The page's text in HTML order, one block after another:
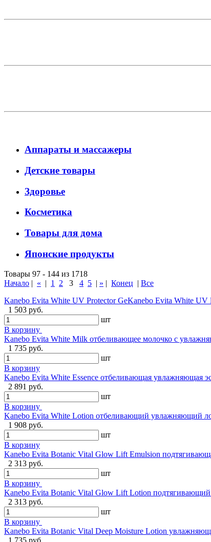
Аппараты и массажеры
Детские товары
Здоровье
Косметика
Товары для дома
Японские продукты
Товары 97 - 144 из 1718
Начало | « | 1 2 3 4 5 | » | Конец | Все
Kanebo Evita White UV Protector GeKanebo Evita White UV
1 503 руб.
шт
В корзину
Kanebo Evita White Milk отбеливающее молочко с
1 735 руб.
шт
В корзину
Kanebo Evita White Essence отбеливающая увлажняющая
2 891 руб.
шт
В корзину
Kanebo Evita White Lotion отбеливающий увлажняющий
1 908 руб.
шт
В корзину
Kanebo Evita Botanic Vital Glow Lift Emulsion
2 313 руб.
шт
В корзину
Kanebo Evita Botanic Vital Glow Lift Lotion
2 313 руб.
шт
В корзину
Kanebo Evita Botanic Vital Deep Moisture Lotion
1 735 руб.